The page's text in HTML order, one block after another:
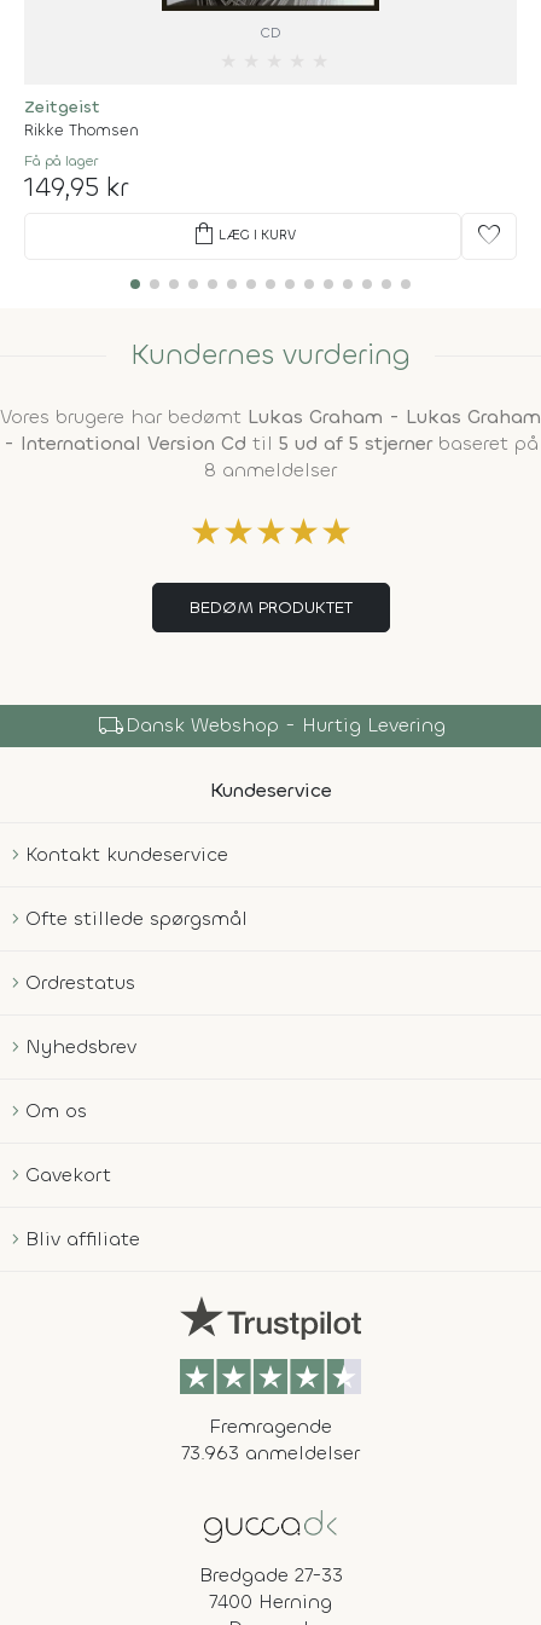
CD
Zeitgeist
Rikke Thomsen
Få på lager
149,95 kr
shopping_bag LÆG I KURV favorite
Kundernes vurdering
Vores brugere har bedømt Lukas Graham - Lukas Graham
- International Version Cd til 5 ud af 5 stjernerbaseret på
8 anmeldelser
★★★★★
BEDØM PRODUKTET
local_shippingDansk Webshop - Hurtig Levering
Kundeservice
Kontakt kundeservice
Ofte stillede spørgsmål
Ordrestatus
Nyhedsbrev
Om os
Gavekort
Bliv affiliate
Fremragende
73.963 anmeldelser
Bredgade 27-33
7400 Herning